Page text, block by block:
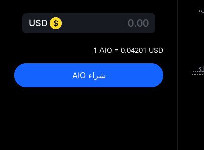
القيمة السوقية المخففة بالكامل
USD
1 AIO = 0.04201 USD
شراء AIO